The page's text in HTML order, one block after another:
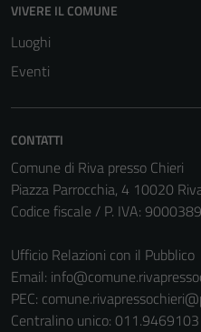
VIVERE IL COMUNE
Luoghi
Eventi
CONTATTI
Comune di Riva presso Chieri
Piazza Parrocchia, 4 10020
Codice fiscale / P. IVA:
Ufficio Relazioni con il Pubblico
Email:
PEC:
Centralino unico: 011.9469103